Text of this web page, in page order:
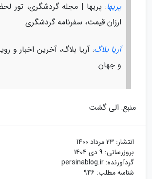
پریها: پریها | مجله گردشگری، تور
ارزان قیمت، سفرنامه گردشگری
آریا بلاگ: آریا بلاگ، آخرین اخبار و
و جهان
منبع: الی گشت
انتشار: 23 مرداد 1400
بروزرسانی: 9 دی 1404
گردآورنده: persinablog.ir
شناسه مطلب: 946